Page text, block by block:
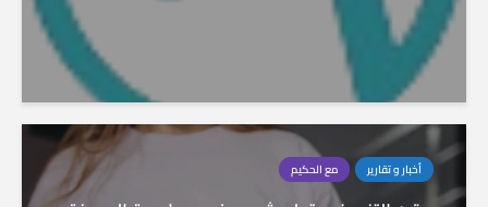
أخبار و تقارير مع الحكيم